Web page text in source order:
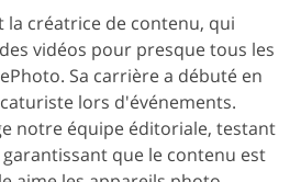
la créatrice de contenu, qui
vidéos pour presque tous les
Sa carrière a débuté en
lors d'événements.
notre équipe éditoriale, testant
que le contenu est